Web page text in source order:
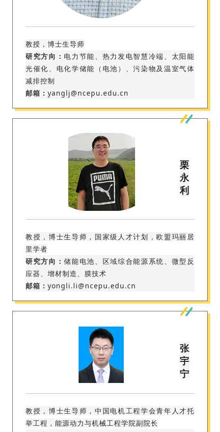
教授，博士生导师
研究方向： 电力节能、热力发电智慧冷端、太阳能
光催化、电化学储能（电池）、污染物及温室气体
减排控制
邮箱： yanglj@ncepu.edu.cn
栗
永
利
教授，博士生导师，国家级人才计划，欧盟玛丽居
里学者
研究方向：储能电池、区域综合能源系统、微型反
应器、增材制造、膜技术
邮箱： yongli.li@ncepu.edu.cn
张
宇
宁
教授，博士生导师，中国电机工程学会青年人才托
举工程，能源动力与机械工程学院副院长